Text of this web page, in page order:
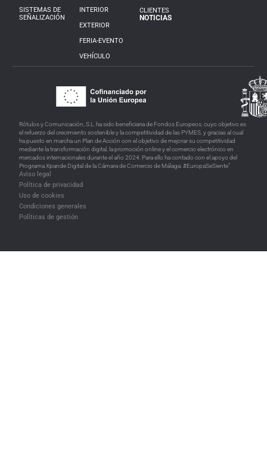
SISTEMAS DE
SEÑALIZACIÓN
INTERIOR
EXTERIOR
FERIA-EVENTO
VEHÍCULO
CLIENTES
NOTICIAS
Rótulos y Comunicación, S.L. ha sido beneficiaria de Fondos Europeos, cuyo objetivo es
el refuerzo del crecimiento sostenible y la competitividad de las PYMES, y gracias al cual
ha puesto en marcha un Plan de Acción con el objetivo de mejorar su competitividad
mediante la transformación digital, la promoción online y el comercio electrónico en
mercados internacionales durante el año 2024. Para ello ha contado con el apoyo del
Programa Xpande Digital de la Cámara de Comercio de Málaga. #EuropaSeSiente”
Aviso legal
Política de privacidad
Uso de cookies
Condiciones generales
Políticas de gestión